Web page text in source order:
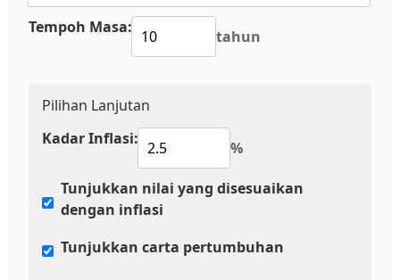
Tempoh Masa: tahun
Pilihan Lanjutan
Kadar Inflasi:
%
Tunjukkan nilai yang disesuaikan
dengan inflasi
Tunjukkan carta pertumbuhan